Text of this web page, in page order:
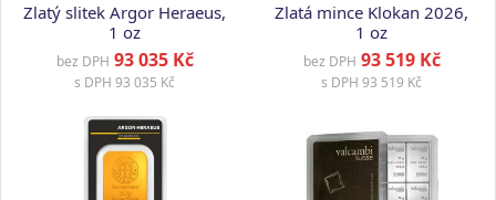
Zlatý slitek Argor Heraeus,
1 oz
bez DPH 93 035 Kč
s DPH 93 035 Kč
Zlatá mince Klokan 2026,
1 oz
bez DPH 93 519 Kč
s DPH 93 519 Kč